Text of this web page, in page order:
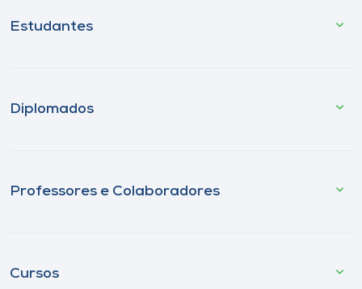
Estudantes
Diplomados
Professores e Colaboradores
Cursos